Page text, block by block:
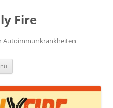
Fire
Autoimmunkrankheiten